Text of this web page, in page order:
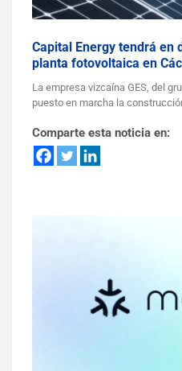
Capital Energy tendrá en
planta fotovoltaica en
La empresa vizcaína GES, del
puesto en marcha la
Comparte esta noticia en: